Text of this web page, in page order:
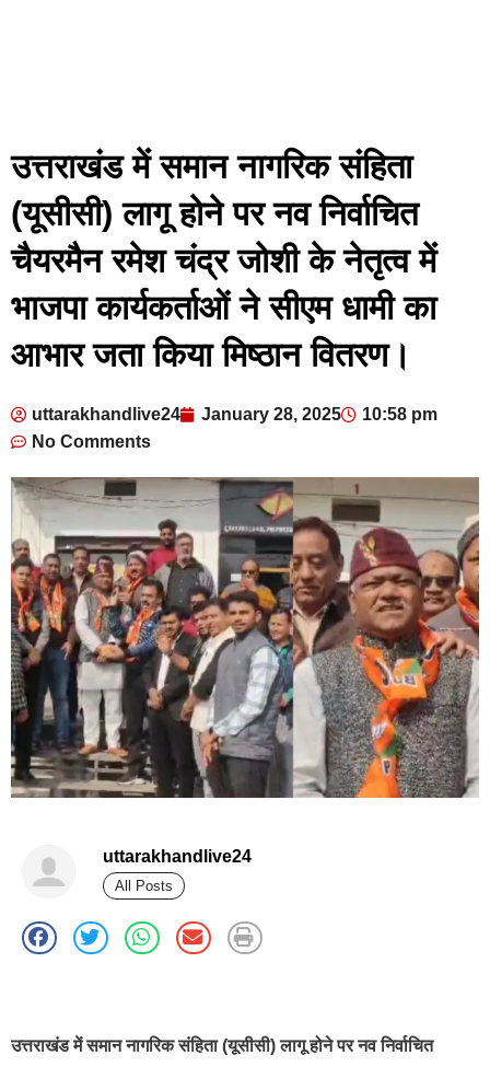
उत्तराखंड में समान नागरिक संहिता
(यूसीसी) लागू होने पर नव निर्वाचित
चैयरमैन रमेश चंद्र जोशी के नेतृत्व में
भाजपा कार्यकर्ताओं ने सीएम धामी का
आभार जता किया मिष्ठान वितरण।
uttarakhandlive24 January 28, 2025
10:58 pm
No Comments
uttarakhandlive24
All Posts
उत्तराखंड में समान नागरिक संहिता (यूसीसी) लागू होने पर नव निर्वाचित